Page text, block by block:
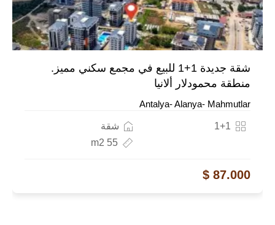
شقة جديدة 1+1 للبيع في مجمع سكني مميز.
منطقة محمودلار ألانيا
Antalya- Alanya- Mahmutlar
شقة
1+1
55 m2
87.000 $